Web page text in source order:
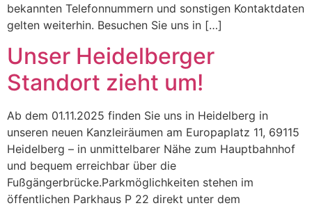
bekannten Telefonnummern und sonstigen Kontaktdaten
gelten weiterhin. Besuchen Sie uns in […]
Unser Heidelberger
Standort zieht um!
Ab dem 01.11.2025 finden Sie uns in Heidelberg in
unseren neuen Kanzleiräumen am Europaplatz 11, 69115
Heidelberg – in unmittelbarer Nähe zum Hauptbahnhof
und bequem erreichbar über die
Fußgängerbrücke.Parkmöglichkeiten stehen im
öffentlichen Parkhaus P 22 direkt unter dem